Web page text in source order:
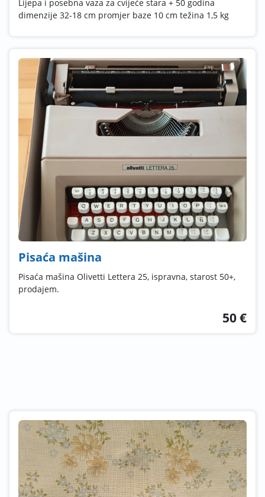
Lijepa i posebna vaza za cvijeće stara + 50 godina
dimenzije 32-18 cm promjer baze 10 cm težina 1,5 kg
Pisaća mašina
Pisaća mašina Olivetti Lettera 25, ispravna, starost 50+,
prodajem.
50 €